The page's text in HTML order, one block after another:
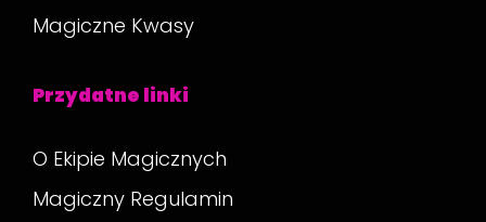
Magiczne Kwasy
Przydatne linki
O Ekipie Magicznych
Magiczny Regulamin